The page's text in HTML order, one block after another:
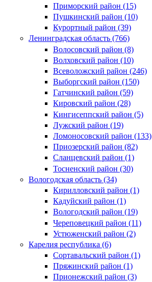
Приморский район (15)
Пушкинский район (10)
Курортный район (39)
Ленинградская область (766)
Волосовский район (8)
Волховский район (10)
Всеволожский район (246)
Выборгский район (150)
Гатчинский район (59)
Кировский район (28)
Кингисеппский район (5)
Лужский район (19)
Ломоносовский район (133)
Приозерский район (82)
Сланцевский район (1)
Тосненский район (30)
Вологодская область (34)
Кирилловский район (1)
Кадуйский район (1)
Вологодский район (19)
Череповецкий район (11)
Устюженский район (2)
Карелия республика (6)
Сортавальский район (1)
Пряжинский район (1)
Прионежский район (3)